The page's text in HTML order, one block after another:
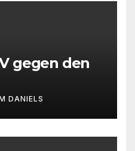
gegen den
DANIELS